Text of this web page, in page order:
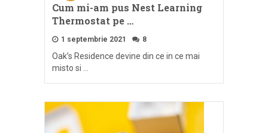
Cum mi-am pus Nest Learning
Thermostat pe …
1 septembrie 2021 8
Oak’s Residence devine din ce in ce mai
misto si …